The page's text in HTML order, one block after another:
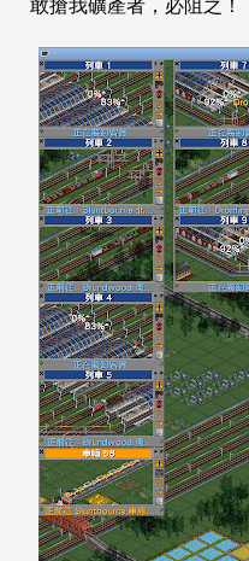
敢搶我礦產者，必阻之！